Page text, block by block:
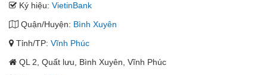
Ký hiệu: VietinBank
Quận/Huyện: Bình Xuyên
Tỉnh/TP: Vĩnh Phúc
QL 2, Quất lưu, Bình Xuyên, Vĩnh Phúc